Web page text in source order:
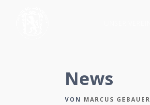
News
VON MARCUS GEBAUER